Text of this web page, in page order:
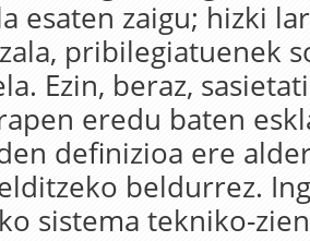
esaten zaigu; hizki
pribilegiatuenek
Ezin, beraz,
eredu baten
definizioa ere
beldurrez.
sistema tekniko-